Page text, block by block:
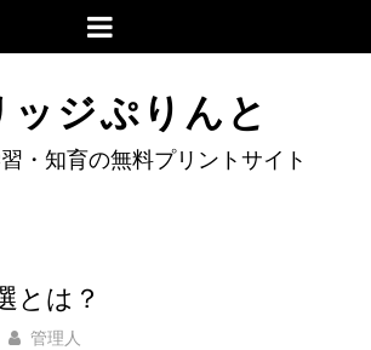
ッジぷりんと
・知育の無料プリントサイト
とは？
管理人